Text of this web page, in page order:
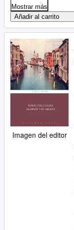
Mostrar más
Añadir al carrito
Imagen del editor